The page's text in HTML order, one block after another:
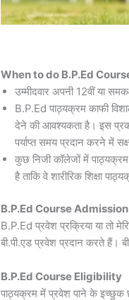
When to do B.P.Ed
उम्मीदवार अपनी 12वीं या
B.P.Ed पाठ्यक्रम काफी
देने की आवश्यकता है। इस
पर्याप्त समय प्रदान करने में
कुछ निजी कॉलेजों में पाठ्यक्रम
है ताकि वे शारीरिक शिक्षा
B.P.Ed Course
B.P.Ed प्रवेश प्रक्रिया या तो
बी.पी.एड प्रवेश प्रदान करते हैं।
B.P.Ed Course Eligibility
पाठ्यक्रम में प्रवेश पाने के इच्छुक